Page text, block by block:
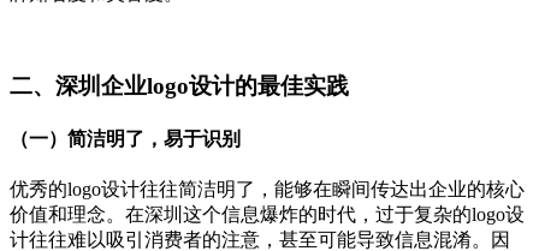
二、深圳企业logo设计的最佳实践
（一）简洁明了，易于识别
优秀的logo设计往往简洁明了，能够在瞬间传达出企业的核心
价值和理念。在深圳这个信息爆炸的时代，过于复杂的logo设
计往往难以吸引消费者的注意，甚至可能导致信息混淆。因